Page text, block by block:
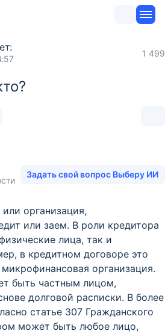
1 499
Задать свой вопрос Выберу ИИ
организация,
или заем. В роли кредитора
лица, так и
в кредитном договоре это
организация.
быть частным лицом,
долговой расписки. В более
статье 307 Гражданского
может быть любое лицо,